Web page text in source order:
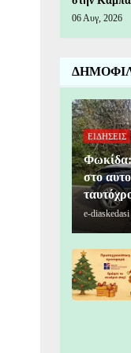
06 Αυγ, 2026
ΕΙΔΗΣΕΙΣ
στο
e-diaskedasi